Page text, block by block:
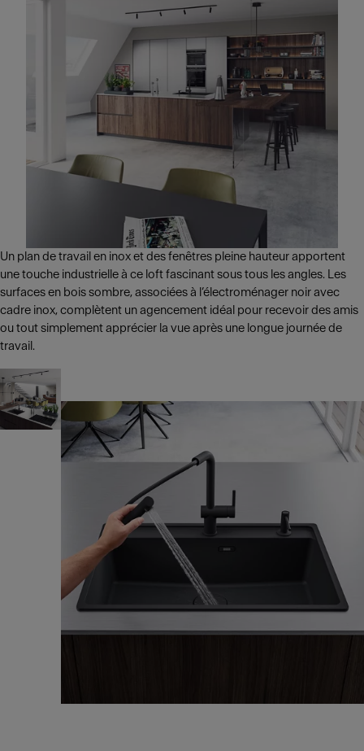
Un plan de travail en inox et des fenêtres pleine hauteur apportent
une touche industrielle à ce loft fascinant sous tous les angles. Les
surfaces en bois sombre, associées à l’électroménager noir avec
cadre inox, complètent un agencement idéal pour recevoir des amis
ou tout simplement apprécier la vue après une longue journée de
travail.